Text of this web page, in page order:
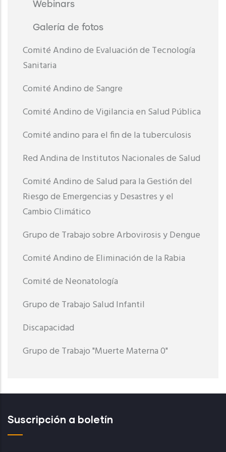
Webinars
Galería de fotos
Comité Andino de Evaluación de Tecnología
Sanitaria
Comité Andino de Sangre
Comité Andino de Vigilancia en Salud Pública
Comité andino para el fin de la tuberculosis
Red Andina de Institutos Nacionales de Salud
Comité Andino de Salud para la Gestión del
Riesgo de Emergencias y Desastres y el
Cambio Climático
Grupo de Trabajo sobre Arbovirosis y Dengue
Comité Andino de Eliminación de la Rabia
Comité de Neonatología
Grupo de Trabajo Salud Infantil
Discapacidad
Grupo de Trabajo "Muerte Materna 0"
Suscripción a boletín